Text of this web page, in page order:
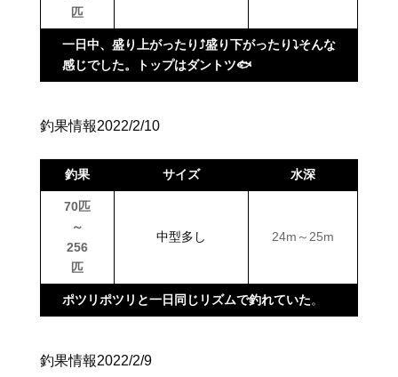
匹
一日中、盛り上がったり⤴盛り下がったり⤵そんな
感じでした。トップはダントツ🐟
釣果情報2022/2/10
釣果 サイズ 水深
70匹
～
256
匹
中型多し 24m～25m
ポツリポツリと一日同じリズムで釣れていた。
釣果情報2022/2/9